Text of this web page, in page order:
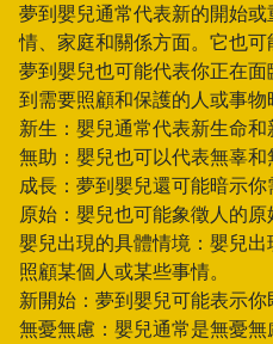
夢到嬰兒通常代表新的開始
情、家庭和關係方面。它也
夢到嬰兒也可能代表你正在
到需要照顧和保護的人或事
新生：嬰兒通常代表新生命
無助：嬰兒也可以代表無辜和
成長：夢到嬰兒還可能暗示
原始：嬰兒也可能象徵人的
嬰兒出現的具體情境：嬰兒
照顧某個人或某些事情。
新開始：夢到嬰兒可能表示
無憂無慮：嬰兒通常是無憂